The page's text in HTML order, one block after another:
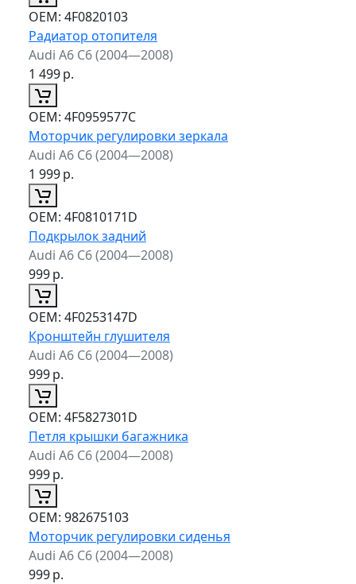
ОЕМ: 4F0820103
Радиатор отопителя
Audi A6 C6 (2004—2008)
1 499р.
ОЕМ: 4F0959577C
Моторчик регулировки зеркала
Audi A6 C6 (2004—2008)
1 999р.
ОЕМ: 4F0810171D
Подкрылок задний
Audi A6 C6 (2004—2008)
999р.
ОЕМ: 4F0253147D
Кронштейн глушителя
Audi A6 C6 (2004—2008)
999р.
ОЕМ: 4F5827301D
Петля крышки багажника
Audi A6 C6 (2004—2008)
999р.
ОЕМ: 982675103
Моторчик регулировки сиденья
Audi A6 C6 (2004—2008)
999р.